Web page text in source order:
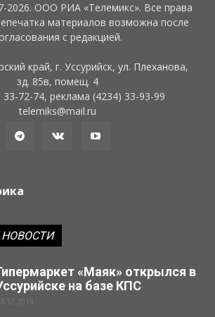
2026. ООО РИА «Телемикс». Все права
материалов возможна после
с редакцией.
край, г. Уссурийск, ул. Плеханова,
зд. 85в, помещ. 4
33-72-74, реклама (4234) 33-93-99
telemiks@mail.ru
«Маяк» открылся в
на базе КПС